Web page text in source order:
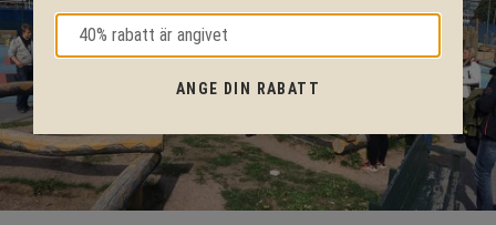
ANGE DIN RABATT